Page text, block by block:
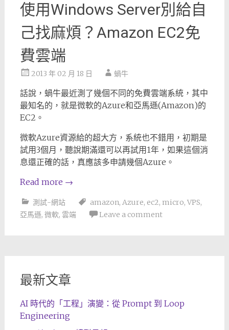
使用Windows Server別給自
己找麻煩？Amazon EC2免
費雲端
2013 年 02 月 18 日 蝸牛
話說，蝸牛最近測了幾個不同的免費雲端系統，其中
最知名的，就是微軟的Azure和亞馬遜(Amazon)的
EC2。
微軟Azure資源給的超大方，系統也不錯用，初期是
試用3個月，聽說期滿還可以再試用1年，如果這個消
息還正確的話，真應該多申請幾個Azure。
Read more →
測試-網站 amazon, Azure, ec2, micro, VPS,
亞馬遜, 微軟, 雲端 Leave a comment
最新文章
AI 時代的「工程」演變：從 Prompt 到 Loop
Engineering